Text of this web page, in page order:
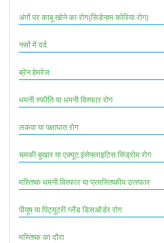
अंगों पर काबू खोने का रोग(सिडेन्हम कोरिया रोग)
नसों में दर्द
ब्रेन हेमरेज
धमनी स्फीति या धमनी विस्फार रोग
लकवा या पक्षाघात रोग
चमकी बुखार या एक्यूट इंसेफ्लाइटिस सिंड्रोम रोग
मस्तिष्क धमनी विस्फार या प्रमस्तिष्कीय उत्स्फार
पीयूष या पिट्यूटरी ग्लैंड डिसऑर्डर रोग
मस्तिष्क का दौरा